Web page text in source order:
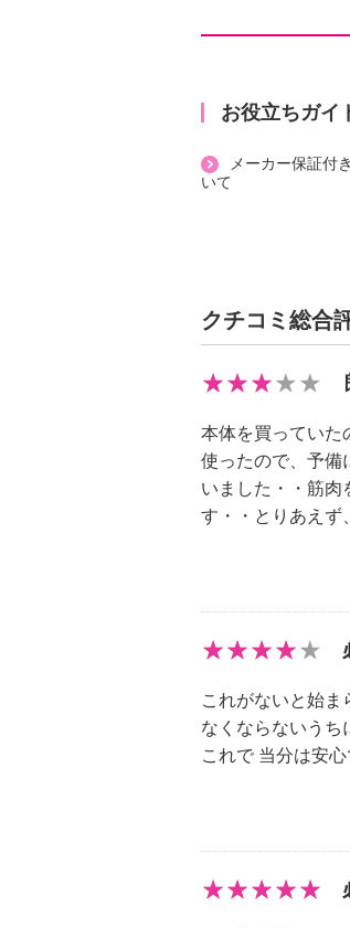
お役立ちガイ
メーカー保証付
いて
クチコミ総合
本体を買っていた
使ったので、予備
いました・・筋肉
す・・とりあえず
これがないと始ま
なくならないうち
これで 当分は安心